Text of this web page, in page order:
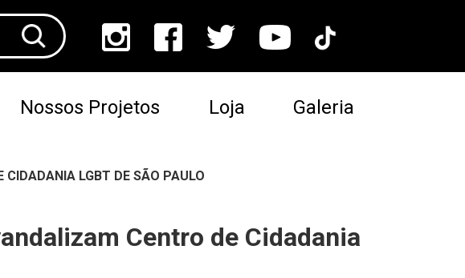
Nossos Projetos Loja Galeria
CIDADANIA LGBT DE SÃO PAULO
Centro de Cidadania